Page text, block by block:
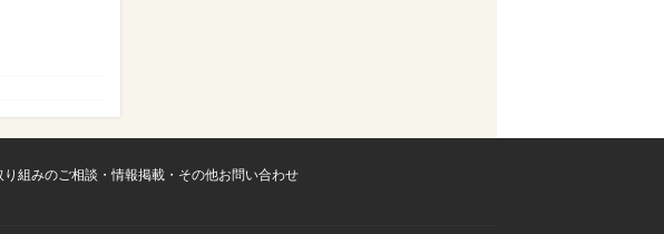
り組みのご相談・情報掲載・その他お問い合わせ